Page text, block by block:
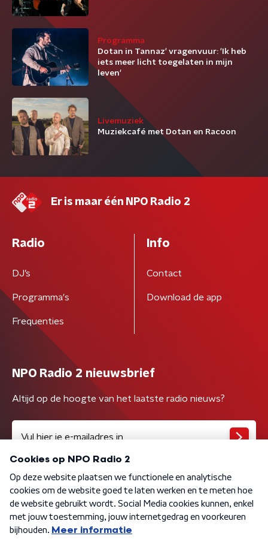
Programma
Dotan in Tannaz' vragenvuur: 'Ik heb
iets meer licht toegelaten in mijn
leven'
Livemuziek
Muziekcafé met Dotan en Racoon
Er is maar één NPO Radio 2
Radio
DJ’s
Programma's
Frequenties
Info
Contact
Download de app
NPO Radio 2 nieuwsbrief
Altijd op de hoogte van het laatste radio nieuws?
Algemene voorwaarden